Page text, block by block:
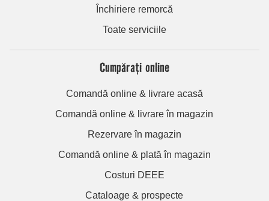
Închiriere remorcă
Toate serviciile
Cumpărați online
Comandă online & livrare acasă
Comandă online & livrare în magazin
Rezervare în magazin
Comandă online & plată în magazin
Costuri DEEE
Cataloage & prospecte